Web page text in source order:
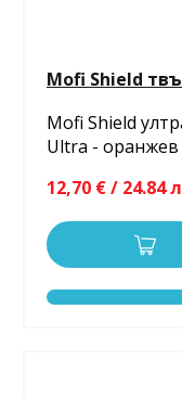
Mofi Shield
Mofi Shield
Ultra - оранжев
12,70 € / 24.84